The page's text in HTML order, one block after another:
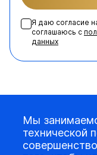
Я даю согласие
соглашаюсь с
данных
Мы
технической